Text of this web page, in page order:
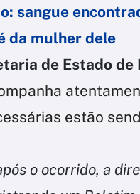
sangue
da mulher dele
de Estado de
estão
o ocorrido, a